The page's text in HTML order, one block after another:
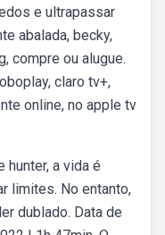
e ultrapassar
abalada, becky,
compre ou alugue.
claro tv+,
online, no apple tv
hunter, a vida é
limites. No entanto,
dublado. Data de